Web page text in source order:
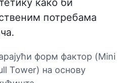
како би
потребама
форм фактор (Mini
Tower) на основу